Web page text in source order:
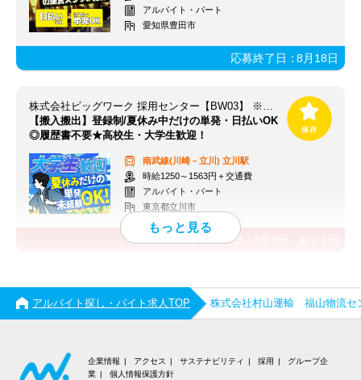
アルバイト・パート
愛知県豊田市
応募終了日：8月18日
株式会社ビッグワーク 採用センター【BW03】 ※立川エリア
【搬入搬出】登録制/夏休み中だけの単発・日払いOK
◎履歴書不要★高校生・大学生歓迎！
南武線(川崎－立川) 立川駅
時給1250～1563円＋交通費
アルバイト・パート
東京都立川市
応募終了日：
アルバイト探し・バイト求人TOP 株式会社村山運輸 福山物流セ
企業情報 アクセス サステナビリティ 採用
グループ企
業
個人情報保護方針